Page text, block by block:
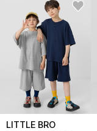
LITTLE BRO